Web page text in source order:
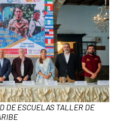
DE ESCUELAS TALLER DE